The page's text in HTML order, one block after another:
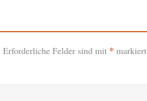
Erforderliche Felder sind mit * markiert